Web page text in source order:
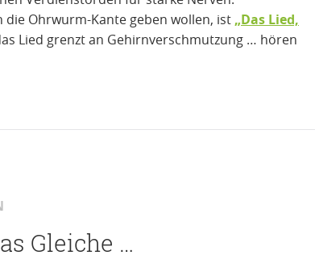
die Ohrwurm-Kante geben wollen, ist „Das Lied,
Lied grenzt an Gehirnverschmutzung … hören
Gleiche …